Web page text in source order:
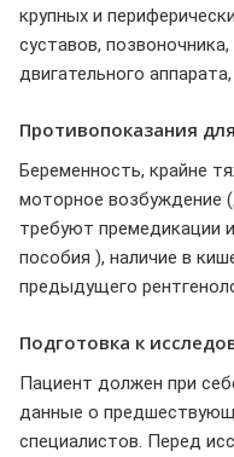
крупных и
суставов,
двигательного
Противопоказания
Беременность, крайне
моторное возбуждение
требуют премедикации
пособия ), наличие в
предыдущего
Подготовка к
Пациент должен при
данные о
специалистов. Перед